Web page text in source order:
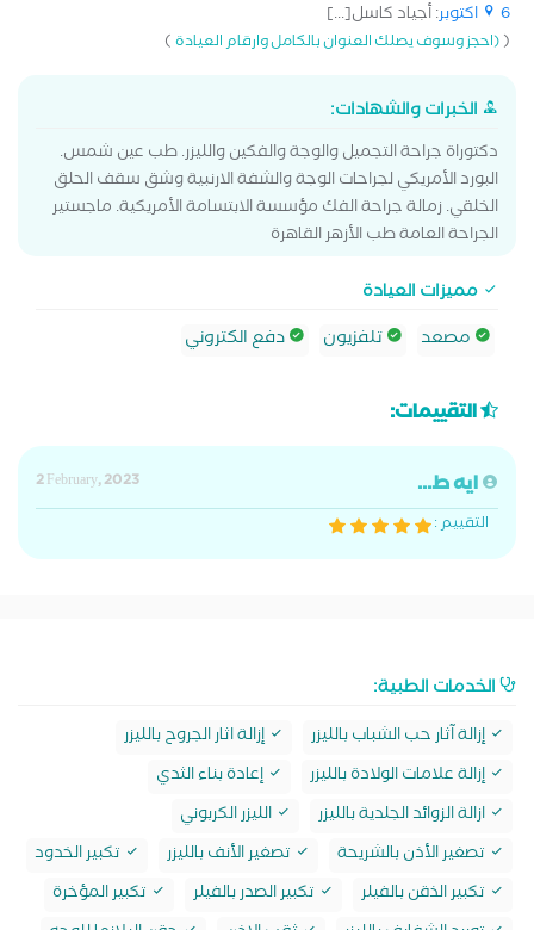
6 اكتوبر
: أجياد كاسل[...]
((احجز وسوف يصلك العنوان بالكامل وارقام العيادة)
الخبرات والشهادات:
دكتوراة جراحة التجميل والوجة والفكين والليزر. طب عين شمس.
البورد الأمريكي لجراحات الوجة والشفة الارنبية وشق سقف الحلق
الخلقي. زمالة جراحة الفك مؤسسة الابتسامة الأمريكية. ماجستير
الجراحة العامة طب الأزهر القاهرة
مميزات العيادة
مصعد
تلفزيون دفع الكتروني
التقييمات:
ايه ط...
2 February, 2023
التقييم :
الخدمات الطبية:
إزالة آثار حب الشباب بالليزر
إزالة اثار الجروح بالليزر
إزالة علامات الولادة بالليزر
إعادة بناء الثدي
ازالة الزوائد الجلدية بالليزر
الليزر الكربوني
تصغير الأذن بالشريحة
تصغير الأنف بالليزر
تكبير الخدود
تكبير الذقن بالفيلر
تكبير الصدر بالفيلر
تكبير المؤخرة